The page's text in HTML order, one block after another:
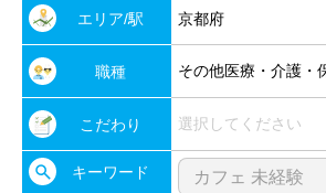
エリア/駅 京都府
職種 その他医療・介護・
こだわり 選択してください
キーワード